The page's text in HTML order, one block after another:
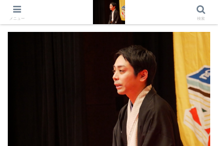
出演情報 出演依頼 日記 プロフィール
メニュー 検索